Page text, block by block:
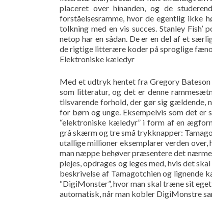
placeret over hinanden, og de
forståelsesramme, hvor de egentlig ikke
tolkning med en vis succes. Stanley
netop har en sådan. De er en del af et
de rigtige litterære koder på sproglige
Elektroniske kæledyr
Med et udtryk hentet fra Gregory Bateson
som litteratur, og det er denne
tilsvarende forhold, der gør sig gældende,
for børn og unge. Eksempelvis som det er
“elektroniske kæledyr” i form af en
grå skærm og tre små trykknapper:
utallige millioner eksemplarer verden over,
man næppe behøver præsentere det
plejes, opdrages og leges med, hvis det
beskrivelse af Tamagotchien og lignende
“DigiMonster”, hvor man skal træne sit
automatisk, når man kobler DigiMonstre